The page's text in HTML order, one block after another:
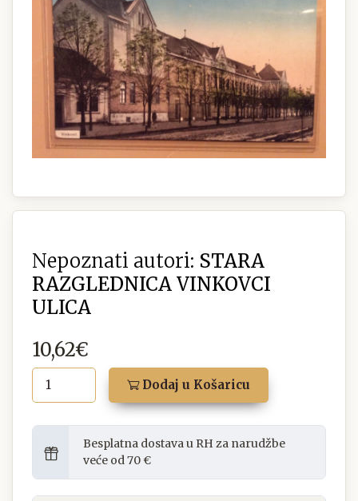
Nepoznati autori: STARA
RAZGLEDNICA VINKOVCI
ULICA
10,62€
Dodaj u Košaricu
Besplatna dostava u RH za narudžbe
veće od 70 €